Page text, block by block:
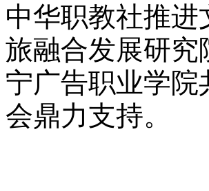
中华职教社推
旅融合发展研究
宁广告职业学
会鼎力支持。